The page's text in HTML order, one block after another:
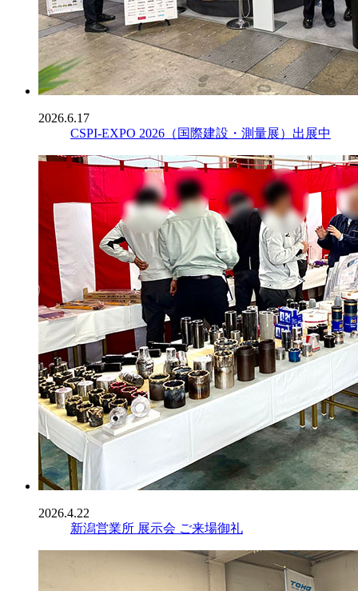
2026.6.17
CSPI-EXPO 2026（国際建設・測量展）出展中
2026.4.22
新潟営業所 展示会 ご来場御礼